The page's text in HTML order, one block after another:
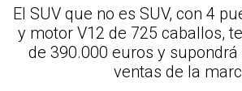
El SUV que no es SUV, con 4
y motor V12 de 725 caballos,
de 390.000 euros y supondrá
ventas de la